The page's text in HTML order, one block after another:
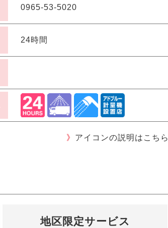
0965-53-5020
24時間
》 アイコンの説明はこちら
地区限定サービス